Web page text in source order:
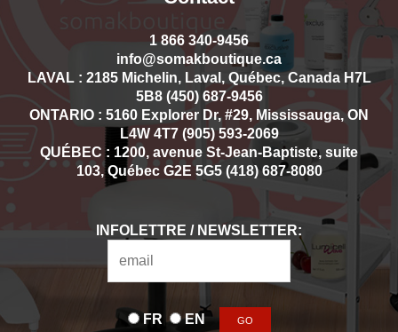
1 866 340-9456
info@somakboutique.ca
LAVAL : 2185 Michelin, Laval, Québec, Canada H7L
5B8 (450) 687-9456
ONTARIO : 5160 Explorer Dr, #29, Mississauga, ON
L4W 4T7 (905) 593-2069
QUÉBEC : 1200, avenue St-Jean-Baptiste, suite
103, Québec G2E 5G5 (418) 687-8080
INFOLETTRE / NEWSLETTER:
FR EN